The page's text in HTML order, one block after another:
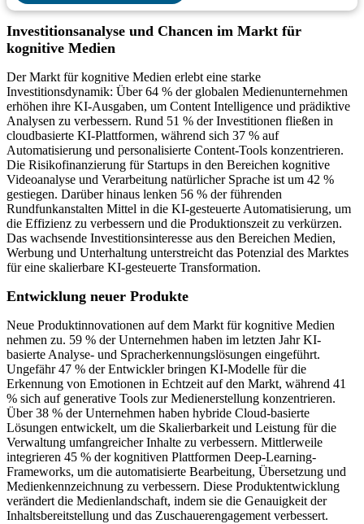
Investitionsanalyse und Chancen im Markt für
kognitive Medien
Der Markt für kognitive Medien erlebt eine starke
Investitionsdynamik: Über 64 % der globalen Medienunternehmen
erhöhen ihre KI-Ausgaben, um Content Intelligence und prädiktive
Analysen zu verbessern. Rund 51 % der Investitionen fließen in
cloudbasierte KI-Plattformen, während sich 37 % auf
Automatisierung und personalisierte Content-Tools konzentrieren.
Die Risikofinanzierung für Startups in den Bereichen kognitive
Videoanalyse und Verarbeitung natürlicher Sprache ist um 42 %
gestiegen. Darüber hinaus lenken 56 % der führenden
Rundfunkanstalten Mittel in die KI-gesteuerte Automatisierung, um
die Effizienz zu verbessern und die Produktionszeit zu verkürzen.
Das wachsende Investitionsinteresse aus den Bereichen Medien,
Werbung und Unterhaltung unterstreicht das Potenzial des Marktes
für eine skalierbare KI-gesteuerte Transformation.
Entwicklung neuer Produkte
Neue Produktinnovationen auf dem Markt für kognitive Medien
nehmen zu. 59 % der Unternehmen haben im letzten Jahr KI-
basierte Analyse- und Spracherkennungslösungen eingeführt.
Ungefähr 47 % der Entwickler bringen KI-Modelle für die
Erkennung von Emotionen in Echtzeit auf den Markt, während 41
% sich auf generative Tools zur Medienerstellung konzentrieren.
Über 38 % der Unternehmen haben hybride Cloud-basierte
Lösungen entwickelt, um die Skalierbarkeit und Leistung für die
Verwaltung umfangreicher Inhalte zu verbessern. Mittlerweile
integrieren 45 % der kognitiven Plattformen Deep-Learning-
Frameworks, um die automatisierte Bearbeitung, Übersetzung und
Medienkennzeichnung zu verbessern. Diese Produktentwicklung
verändert die Medienlandschaft, indem sie die Genauigkeit der
Inhaltsbereitstellung und das Zuschauerengagement verbessert.